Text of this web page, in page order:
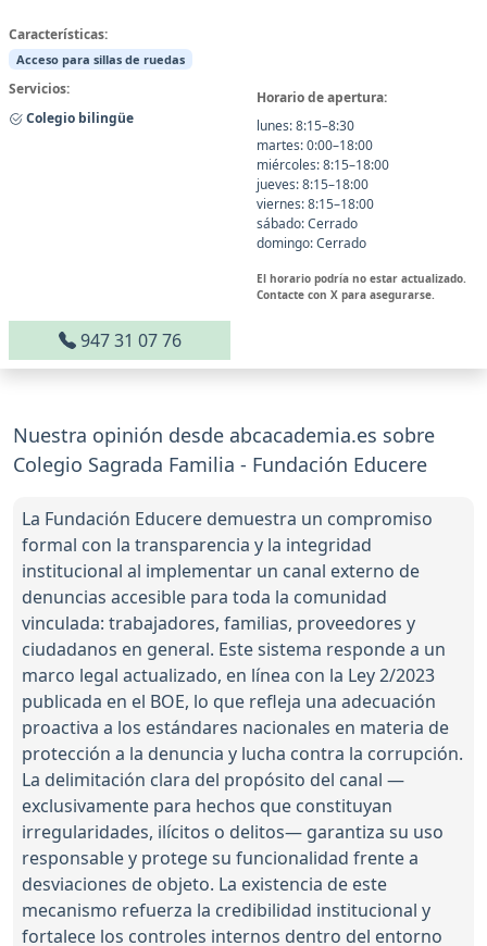
Características:
Acceso para sillas de ruedas
Servicios:
Colegio bilingüe
Horario de apertura:
lunes: 8:15–8:30
martes: 0:00–18:00
miércoles: 8:15–18:00
jueves: 8:15–18:00
viernes: 8:15–18:00
sábado: Cerrado
domingo: Cerrado
El horario podría no estar actualizado.
Contacte con X para asegurarse.
947 31 07 76
Nuestra opinión desde abcacademia.es sobre
Colegio Sagrada Familia - Fundación Educere
La Fundación Educere demuestra un compromiso
formal con la transparencia y la integridad
institucional al implementar un canal externo de
denuncias accesible para toda la comunidad
vinculada: trabajadores, familias, proveedores y
ciudadanos en general. Este sistema responde a un
marco legal actualizado, en línea con la Ley 2/2023
publicada en el BOE, lo que refleja una adecuación
proactiva a los estándares nacionales en materia de
protección a la denuncia y lucha contra la corrupción.
La delimitación clara del propósito del canal —
exclusivamente para hechos que constituyan
irregularidades, ilícitos o delitos— garantiza su uso
responsable y protege su funcionalidad frente a
desviaciones de objeto. La existencia de este
mecanismo refuerza la credibilidad institucional y
fortalece los controles internos dentro del entorno